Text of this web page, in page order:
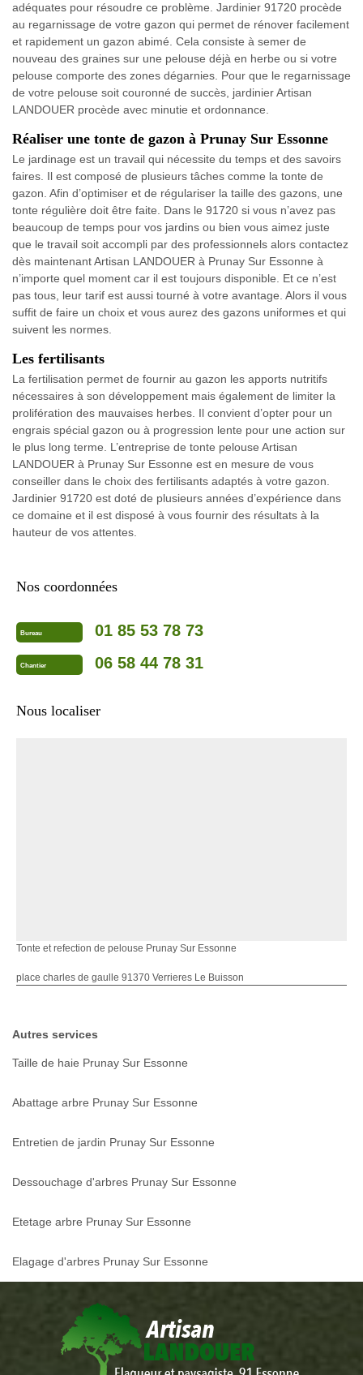
adéquates pour résoudre ce problème. Jardinier 91720 procède
au regarnissage de votre gazon qui permet de rénover facilement
et rapidement un gazon abimé. Cela consiste à semer de
nouveau des graines sur une pelouse déjà en herbe ou si votre
pelouse comporte des zones dégarnies. Pour que le regarnissage
de votre pelouse soit couronné de succès, jardinier Artisan
LANDOUER procède avec minutie et ordonnance.
Réaliser une tonte de gazon à Prunay Sur Essonne
Le jardinage est un travail qui nécessite du temps et des savoirs
faires. Il est composé de plusieurs tâches comme la tonte de
gazon. Afin d’optimiser et de régulariser la taille des gazons, une
tonte régulière doit être faite. Dans le 91720 si vous n’avez pas
beaucoup de temps pour vos jardins ou bien vous aimez juste
que le travail soit accompli par des professionnels alors contactez
dès maintenant Artisan LANDOUER à Prunay Sur Essonne à
n’importe quel moment car il est toujours disponible. Et ce n’est
pas tous, leur tarif est aussi tourné à votre avantage. Alors il vous
suffit de faire un choix et vous aurez des gazons uniformes et qui
suivent les normes.
Les fertilisants
La fertilisation permet de fournir au gazon les apports nutritifs
nécessaires à son développement mais également de limiter la
prolifération des mauvaises herbes. Il convient d’opter pour un
engrais spécial gazon ou à progression lente pour une action sur
le plus long terme. L’entreprise de tonte pelouse Artisan
LANDOUER à Prunay Sur Essonne est en mesure de vous
conseiller dans le choix des fertilisants adaptés à votre gazon.
Jardinier 91720 est doté de plusieurs années d’expérience dans
ce domaine et il est disposé à vous fournir des résultats à la
hauteur de vos attentes.
Nos coordonnées
Bureau 01 85 53 78 73
Chantier 06 58 44 78 31
Nous localiser
Tonte et refection de pelouse Prunay Sur Essonne
place charles de gaulle 91370 Verrieres Le Buisson
Autres services
Taille de haie Prunay Sur Essonne
Abattage arbre Prunay Sur Essonne
Entretien de jardin Prunay Sur Essonne
Dessouchage d'arbres Prunay Sur Essonne
Etetage arbre Prunay Sur Essonne
Elagage d'arbres Prunay Sur Essonne